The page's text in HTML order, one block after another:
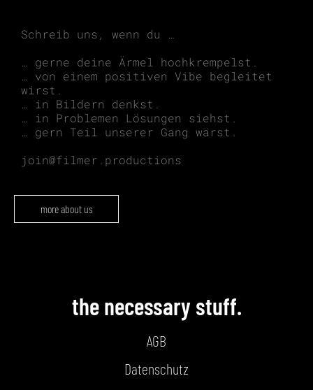
Schreib uns, wenn du …
… gerne deine Ärmel hochkrempelst.
… von einem positiven Vibe begleitet
wirst.
… in Bildern denkst.
… in Problemen Lösungen siehst.
… gern Teil unserer Gang wärst.
join@filmer.productions
more about us
the necessary stuff.
AGB
Datenschutz